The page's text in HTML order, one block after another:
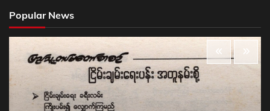
Popular News